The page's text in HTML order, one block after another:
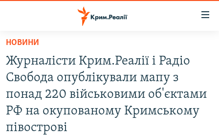
Перейти
основного
матеріалу
до
основної
навігації
ВОДА.КРИМ
ВІДЕО ТА ФОТО
ПОЛІТИКА
БЛОГИ
НОВИНИ
Журналісти Крим.Реалії і Радіо
Свобода опублікували мапу з
понад 220 військовими об'єктами
РФ на окупованому Кримському
півострові